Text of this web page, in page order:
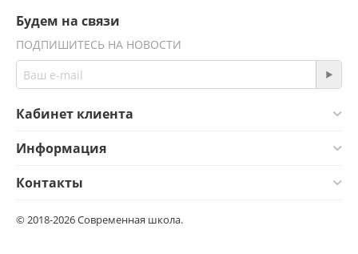
Будем на связи
ПОДПИШИТЕСЬ НА НОВОСТИ
Кабинет клиента
Информация
Контакты
© 2018-2026 Современная школа.